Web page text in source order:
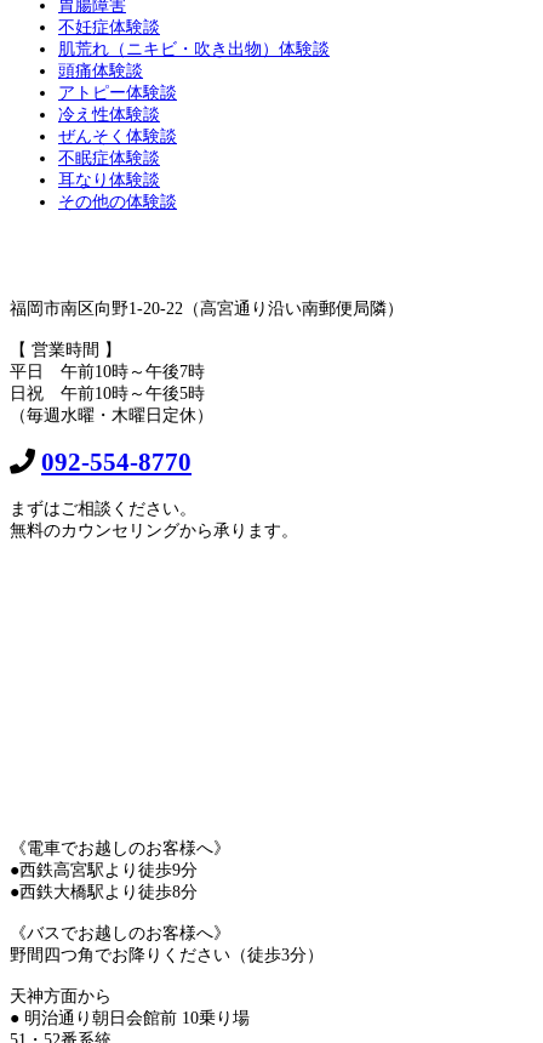
胃腸障害
不妊症体験談
肌荒れ（ニキビ・吹き出物）体験談
頭痛体験談
アトピー体験談
冷え性体験談
ぜんそく体験談
不眠症体験談
耳なり体験談
その他の体験談
福岡市南区向野1-20-22（高宮通り沿い南郵便局隣）
【 営業時間 】
平日 午前10時～午後7時
日祝 午前10時～午後5時
（毎週水曜・木曜日定休）
092-554-8770
まずはご相談ください。
無料のカウンセリングから承ります。
《電車でお越しのお客様へ》
●西鉄高宮駅より徒歩9分
●西鉄大橋駅より徒歩8分
《バスでお越しのお客様へ》
野間四つ角でお降りください（徒歩3分）
天神方面から
● 明治通り朝日会館前 10乗り場